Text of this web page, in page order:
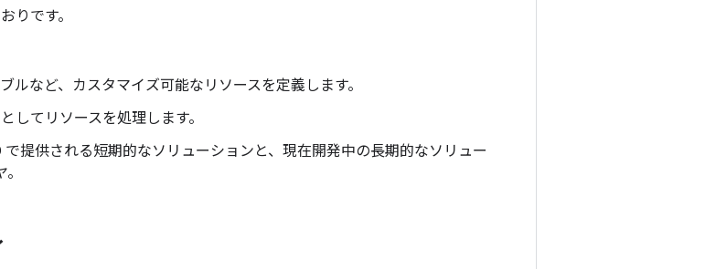
りです。
ルなど、カスタマイズ可能なリソースを定義します。
してリソースを処理します。
提供される短期的なソリューションと、現在開発中の長期的なソリュー